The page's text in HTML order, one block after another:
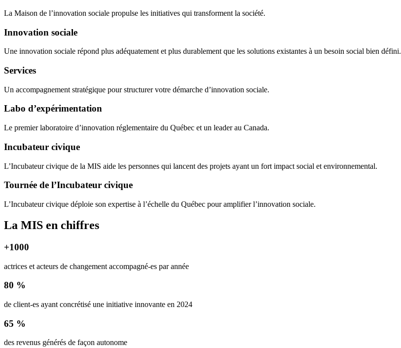
La Maison de l’innovation sociale propulse les initiatives qui transforment la société.
Innovation sociale
Une innovation sociale répond plus adéquatement et plus durablement que les solutions existantes à un besoin social bien défini.
Services
Un accompagnement stratégique pour structurer votre démarche d’innovation sociale.
Labo d’expérimentation
Le premier laboratoire d’innovation réglementaire du Québec et un leader au Canada.
Incubateur civique
L’Incubateur civique de la MIS aide les personnes qui lancent des projets ayant un fort impact social et environnemental.
Tournée de l’Incubateur civique
L’Incubateur civique déploie son expertise à l’échelle du Québec pour amplifier l’innovation sociale.
La MIS en chiffres
+1000
actrices et acteurs de changement accompagné-es par année
80 %
de client-es ayant concrétisé une initiative innovante en 2024
65 %
des revenus générés de façon autonome